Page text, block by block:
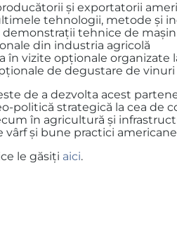
și exportatorii
tehnologii, metode și
demonstrații tehnice de
din industria agricolă
în vizite opționale organizate
de degustare de vinuri
de a dezvolta acest
politică strategică la cea de
în agricultură și
și bune practici
le găsiţi aici.